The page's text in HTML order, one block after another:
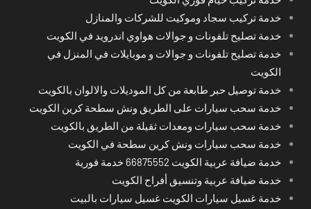
خدمة تركيب سجاد وموكيت للشركات والمنازل
خدمة تصليح تلفونات و جوالات هواوي اندرويد في الكويت
خدمة تصليح تلفونات و جوالات و موبايلات في المنزل في
الكويت
خدمة توصيل حبر طابعة من كل الموديلات والالوان بالكويت
خدمة سحب سيارات على الطريق ونش سطحة كرين الكويت
خدمة سحب سيارات ومعدات ثقيلة من الطريق بالكويت
خدمة سحب سيارات ونش كرين سطحة في الكويت
خدمة ضيافة عربية الكويت 66875552 خدمة فورية
خدمة ضيافة عربية وتنسيق أفراح الكويت
خدمة غسيل سيارات الكويت غسيل سيارات بالبيت